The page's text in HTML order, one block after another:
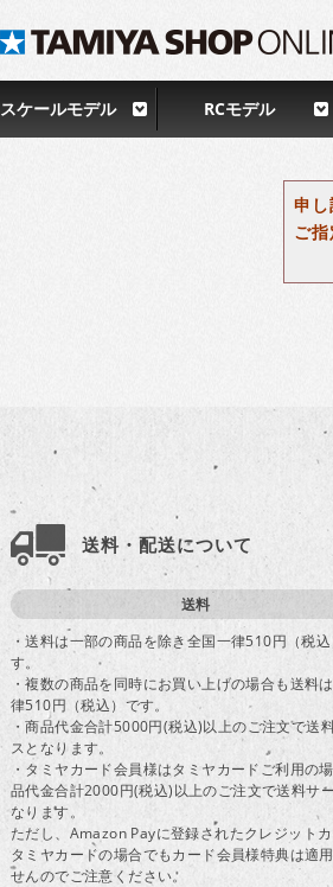
スケールモデル RCモデル
申し
ご
送料・配送について
送料
・送料は一部の商品を除き全国一律510円（税
す。
・複数の商品を同時にお買い上げの場合も送料
律510円（税込）です。
・商品代金合計5000円(税込)以上のご注文で送
スとなります。
・タミヤカード会員様はタミヤカードご利用の
品代金合計2000円(税込)以上のご注文で送料サ
なります。
ただし、Amazon Payに登録されたクレジット
タミヤカードの場合でもカード会員様特典は適
せんのでご注意ください。